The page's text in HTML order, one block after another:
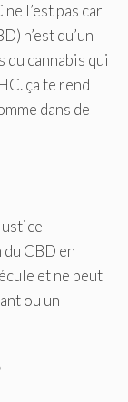
l’est pas car
n’est qu’un
cannabis qui
ça te rend
dans de
CBD en
et ne peut
ou un